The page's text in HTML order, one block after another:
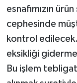
esnafımızın
cephesinde
kontrol
eksikliği
Bu işlem